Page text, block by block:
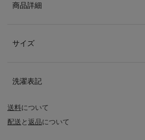
送料について
配送と返品について
商品詳細
サイズ
洗濯表記